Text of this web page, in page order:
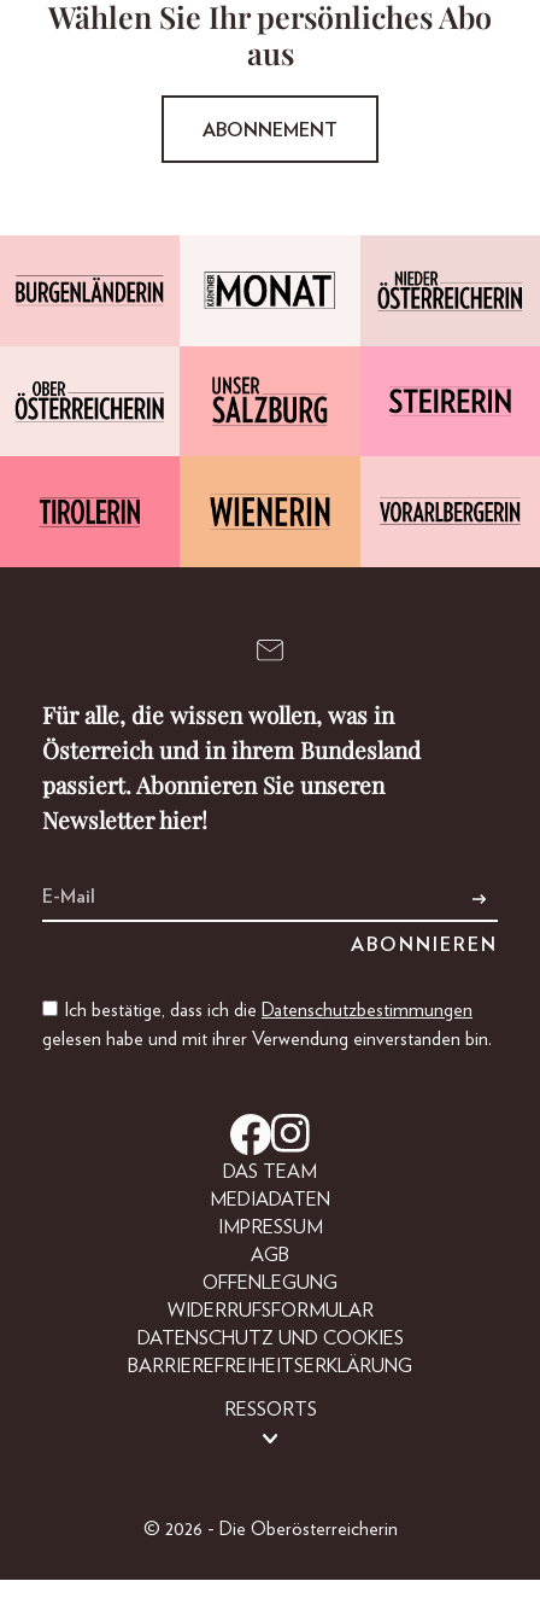
Wählen Sie Ihr persönliches Abo
aus
ABONNEMENT
Für alle, die wissen wollen, was in
Österreich und in ihrem Bundesland
passiert. Abonnieren Sie unseren
Newsletter hier!
Ich bestätige, dass ich die Datenschutzbestimmungen
gelesen habe und mit ihrer Verwendung einverstanden bin.
DAS TEAM
MEDIADATEN
IMPRESSUM
AGB
OFFENLEGUNG
WIDERRUFSFORMULAR
DATENSCHUTZ UND COOKIES
BARRIEREFREIHEITSERKLÄRUNG
RESSORTS
© 2026 - Die Oberösterreicherin